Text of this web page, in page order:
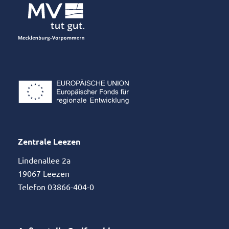
Zentrale Leezen
Lindenallee 2a
19067 Leezen
Telefon 03866-404-0